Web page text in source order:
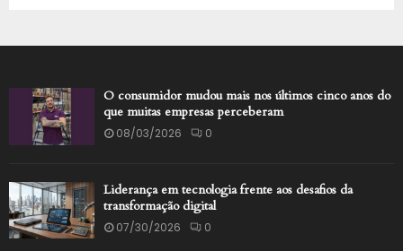
O consumidor mudou mais nos últimos cinco anos do
que muitas empresas perceberam
08/03/2026 0
Liderança em tecnologia frente aos desafios da
transformação digital
07/30/2026 0